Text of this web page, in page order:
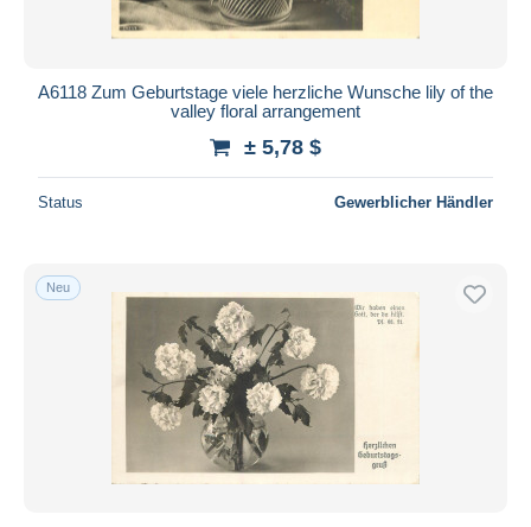
A6118 Zum Geburtstage viele herzliche Wunsche lily of the
valley floral arrangement
± 5,78 $
Status Gewerblicher Händler
Neu